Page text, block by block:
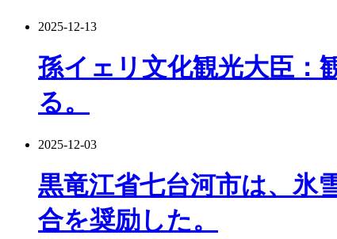
2025-12-13
孫イェリ文化観光大臣：
る。
2025-12-03
黒竜江省七台河市は、氷
合を奨励した。